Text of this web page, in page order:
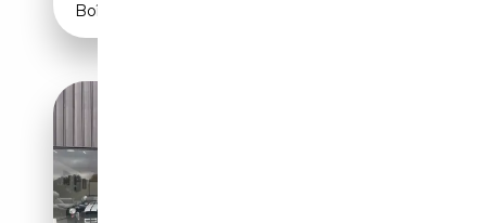
Boîte automatique